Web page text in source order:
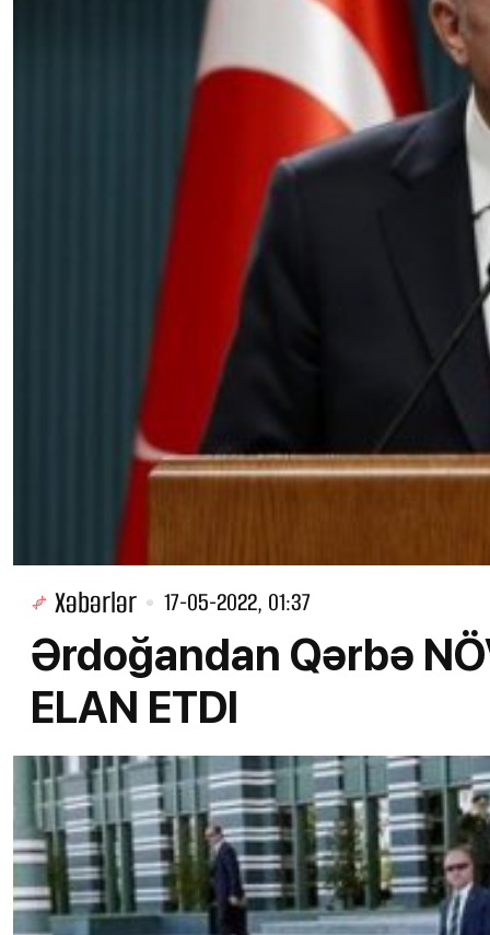
Xəbərlər 17-05-2022, 01:37
Ərdoğandan Qərbə
ELAN ETDI